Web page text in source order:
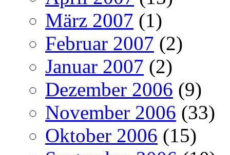
März 2007 (1)
Februar 2007 (2)
Januar 2007 (2)
Dezember 2006 (9)
November 2006 (33)
Oktober 2006 (15)